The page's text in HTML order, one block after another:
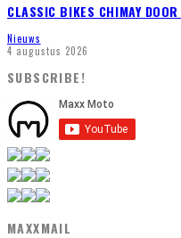
CLASSIC BIKES CHIMAY
Nieuws
4 augustus 2026
SUBSCRIBE!
MAXXMAIL